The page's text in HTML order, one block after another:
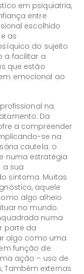
em psiquiatria,
entre
escolhido
as
do sujeito
a facilitar a
que estão
emocional ao
na
Da
a compreender
se na
cautela: o
numa estratégia
a sua
sintoma. Muitas
aquele
algo alheio
no mundo.
numa
parte da
algo como uma
função de
ação – uso de
externas